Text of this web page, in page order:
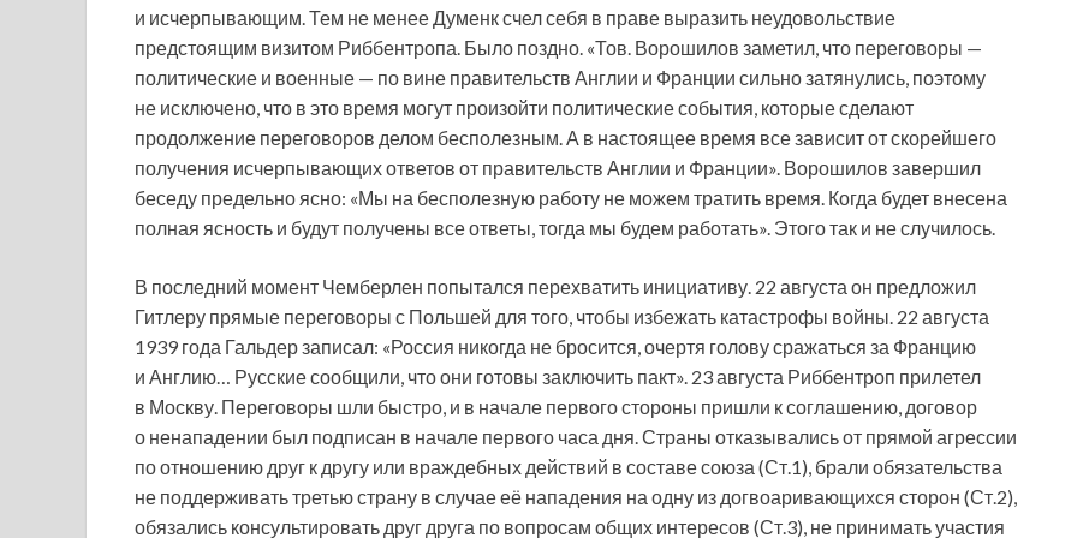
и исчерпывающим. Тем не менее Думенк счел себя в праве выразить неудовольствие
предстоящим визитом Риббентропа. Было поздно. «Тов. Ворошилов заметил, что переговоры —
политические и военные — по вине правительств Англии и Франции сильно затянулись, поэтому
не исключено, что в это время могут произойти политические события, которые сделают
продолжение переговоров делом бесполезным. А в настоящее время все зависит от скорейшего
получения исчерпывающих ответов от правительств Англии и Франции». Ворошилов завершил
беседу предельно ясно: «Мы на бесполезную работу не можем тратить время. Когда будет внесена
полная ясность и будут получены все ответы, тогда мы будем работать». Этого так и не случилось.
В последний момент Чемберлен попытался перехватить инициативу. 22 августа он предложил
Гитлеру прямые переговоры с Польшей для того, чтобы избежать катастрофы войны. 22 августа
1939 года Гальдер записал: «Россия никогда не бросится, очертя голову сражаться за Францию
и Англию… Русские сообщили, что они готовы заключить пакт». 23 августа Риббентроп прилетел
в Москву. Переговоры шли быстро, и в начале первого стороны пришли к соглашению, договор
о ненападении был подписан в начале первого часа дня. Страны отказывались от прямой агрессии
по отношению друг к другу или враждебных действий в составе союза (Ст.1), брали обязательства
не поддерживать третью страну в случае её нападения на одну из догвоаривающихся сторон (Ст.2),
обязались консультировать друг друга по вопросам общих интересов (Ст.3), не принимать участия